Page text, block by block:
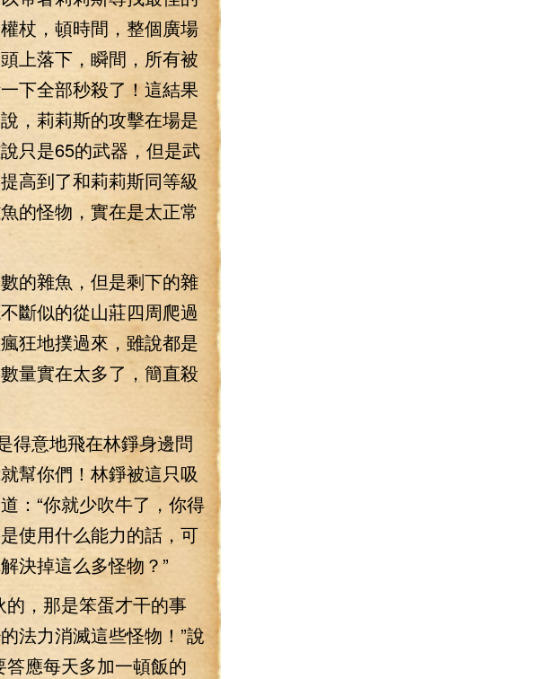
杖，頓時間，整個廣場
上落下，瞬間，所有被
下全部秒殺了！這結果
，莉莉斯的攻擊在場是
只是65的武器，但是武
高到了和莉莉斯同等級
的怪物，實在是太正常
雜魚，但是剩下的雜
斷似的從山莊四周爬過
狂地撲過來，雖說都是
量實在太多了，簡直殺
意地飛在林錚身邊問
幫你們！林錚被這只吸
：“你就少吹牛了，你得
使用什么能力的話，可
決掉這么多怪物？”
，那是笨蛋才干的事
法力消滅這些怪物！”說
應每天多加一頓飯的